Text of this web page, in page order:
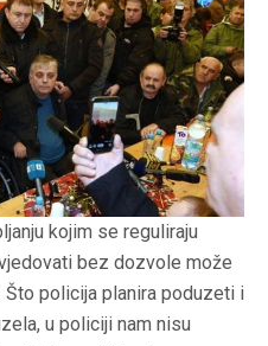
kojim se reguliraju
bez dozvole može
Što policija planira poduzeti i
u policiji nam nisu